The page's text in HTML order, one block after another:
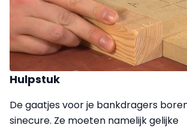
Hulpstuk
De gaatjes voor je bankdragers
sinecure. Ze moeten namelijk gelijke